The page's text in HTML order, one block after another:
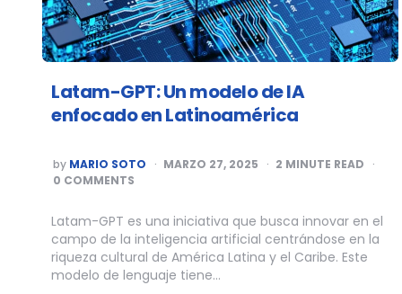
Latam-GPT: Un modelo de IA
enfocado en Latinoamérica
POSTED
BY
by MARIO SOTO MARZO 27, 2025 2 MINUTE READ
0 COMMENTS
Latam-GPT es una iniciativa que busca innovar en el
campo de la inteligencia artificial centrándose en la
riqueza cultural de América Latina y el Caribe. Este
modelo de lenguaje tiene…